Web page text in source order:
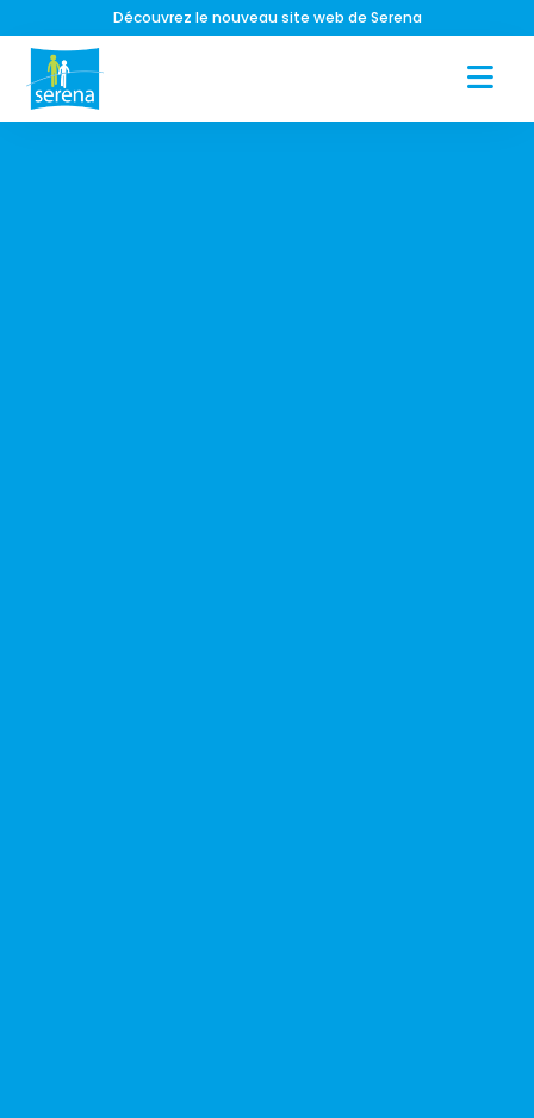
Découvrez le nouveau site
Serena, 300 ans au service des enfants